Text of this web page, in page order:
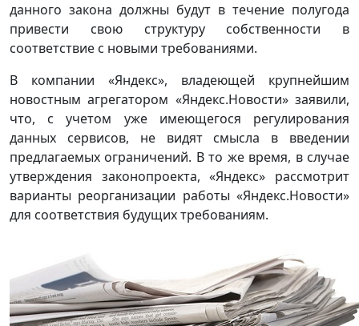
данного закона должны будут в течение полугода
привести свою структуру собственности в
соответствие с новыми требованиями.
В компании «Яндекс», владеющей крупнейшим
новостным агрегатором «Яндекс.Новости» заявили,
что, с учетом уже имеющегося регулирования
данных сервисов, не видят смысла в введении
предлагаемых ограничений. В то же время, в случае
утверждения законопроекта, «Яндекс» рассмотрит
варианты реорганизации работы «Яндекс.Новости»
для соответствия будущих требованиям.